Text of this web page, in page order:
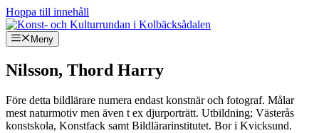
Hoppa till innehåll
Meny
Nilsson, Thord Harry
Före detta bildlärare numera endast konstnär och fotograf. Målar
mest naturmotiv men även t ex djurporträtt. Utbildning; Västerås
konstskola, Konstfack samt Bildlärarinstitutet. Bor i Kvicksund.